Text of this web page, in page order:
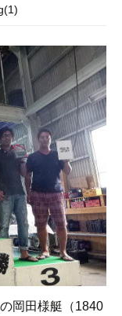
岡田様艇（1840